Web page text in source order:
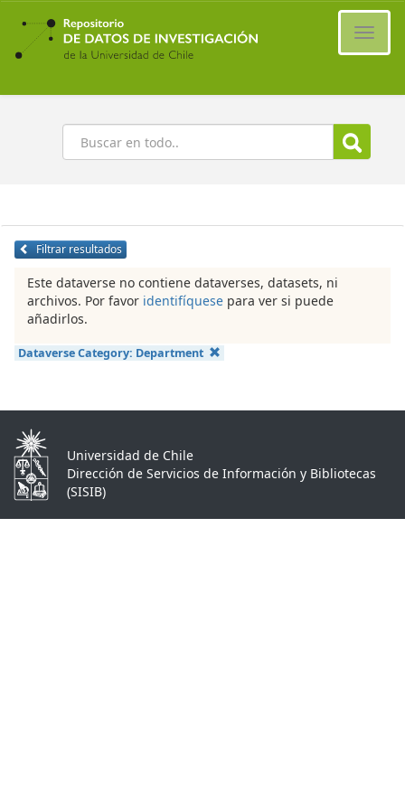
Ir
contenido
principal
Buscar
Filtrar resultados
Este dataverse no contiene dataverses, datasets, ni
archivos. Por favor identifíquese para ver si puede
añadirlos.
Dataverse Category: Department
Universidad de Chile
Dirección de Servicios de Información y Bibliotecas
(SISIB)